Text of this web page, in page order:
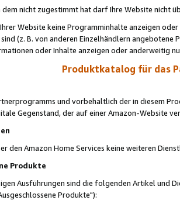
dem nicht zugestimmt hat darf Ihre Website nicht
Website keine Programminhalte anzeigen
(z. B. von anderen Einzelhändlern
oder Inhalte anzeigen oder anderweitig
Produktkatalog für das
und vorbehaltlich der in diesem
Gegenstand, der auf einer Amazon-Website
den Amazon Home Services keine weiteren
Produkte
Ausführungen sind die folgenden Artikel und
Produkte"):